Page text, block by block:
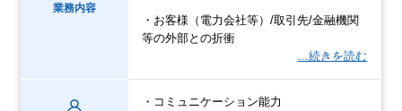
業務内容
・お客様（電力会社等）/取引先/金融機関
等の外部との折衝
…続きを読む
・コミュニケーション能力